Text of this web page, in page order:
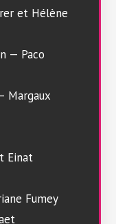
et Hélène
— Paco
Margaux
Einat
Fumey